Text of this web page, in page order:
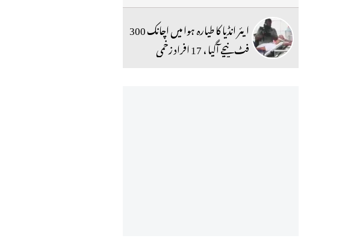
ایئر انڈیا کا طیارہ ہوا میں اچانک 300
فٹ نیچے آگیا ، 17 افراد زخمی